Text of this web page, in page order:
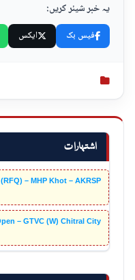
اشتہارات
– MHP Khot – AKRSP
– GTVC (W) Chitral City
یہ خبر شیئر کریں:
فیس بک ایکس